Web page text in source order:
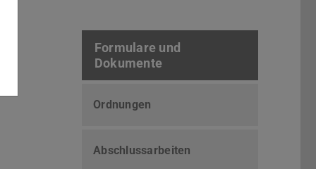
Formulare und
Dokumente
Ordnungen
Abschlussarbeiten